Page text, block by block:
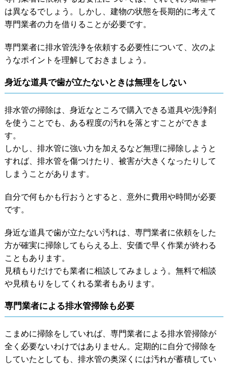
は異なるでしょう。しかし、建物の状態を長期的に考えて
専門業者の力を借りることが必要です。
専門業者に排水管洗浄を依頼する必要性について、次のよ
うなポイントを理解しておきましょう。
身近な道具で歯が立たないときは無理をしない
排水管の掃除は、身近なところで購入できる道具や洗浄剤
を使うことでも、ある程度の汚れを落とすことができま
す。
しかし、排水管に強い力を加えるなど無理に掃除しようと
すれば、排水管を傷つけたり、被害が大きくなったりして
しまうことがあります。
自分で何もかも行おうとすると、意外に費用や時間が必要
です。
身近な道具で歯が立たない汚れは、専門業者に依頼をした
方が確実に掃除してもらえる上、安価で早く作業が終わる
こともあります。
見積もりだけでも業者に相談してみましょう。無料で相談
や見積もりをしてくれる業者もあります。
専門業者による排水管掃除も必要
こまめに掃除をしていれば、専門業者による排水管掃除が
全く必要ないわけではありません。定期的に自分で掃除を
していたとしても、排水管の奥深くには汚れが蓄積してい